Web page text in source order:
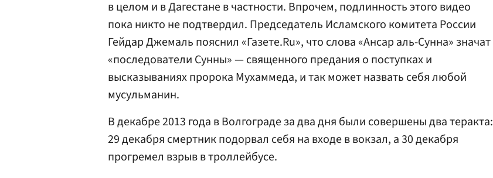
в целом и в Дагестане в частности. Впрочем, подлинность этого видео
пока никто не подтвердил. Председатель Исламского комитета России
Гейдар Джемаль пояснил «Газете.Ru», что слова «Ансар аль-Сунна» значат
«последователи Сунны» — священного предания о поступках и
высказываниях пророка Мухаммеда, и так может назвать себя любой
мусульманин.
В декабре 2013 года в Волгограде за два дня были совершены два теракта:
29 декабря смертник подорвал себя на входе в вокзал, а 30 декабря
прогремел взрыв в троллейбусе.